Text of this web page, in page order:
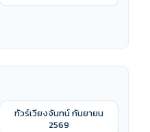
ทัวร์เวียงจันทน์ กันยายน
2569